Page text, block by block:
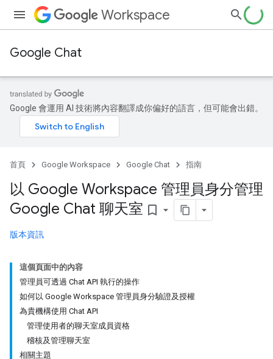
Workspace
Google Chat
Google 會運用 AI 技術將內容翻譯成你偏好的語言，但可能會出錯。
首頁 Google Workspace Google Chat 指南
以 Google Workspace 管理員身分管理
Google Chat 聊天室 bookmark_border
版本資訊
這個頁面中的內容
管理員可透過 Chat API 執行的操作
如何以 Google Workspace 管理員身分驗證及授權
為貴機構使用 Chat API
管理使用者的聊天室成員資格
稽核及管理聊天室
相關主題